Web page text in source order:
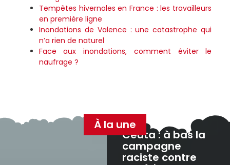
Tempêtes hivernales en France : les travailleurs
en première ligne
Inondations de Valence : une catastrophe qui
n’a rien de naturel
Face aux inondations, comment éviter le
naufrage ?
À la une
Ceuta : à bas la
campagne
raciste contre